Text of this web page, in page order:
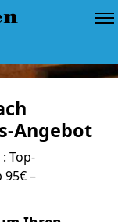
Angebot
Top-
–